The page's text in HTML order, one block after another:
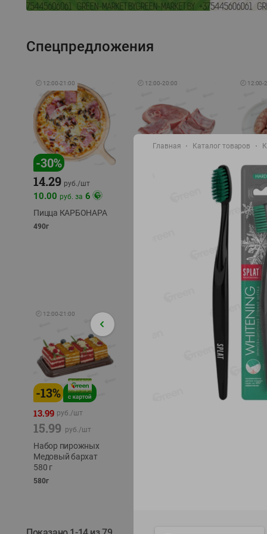
Спецпредложения
🕘 12:00-21:00
-30%
14.29 руб./шт
10.00 руб. за 6
Пицца КАРБОНАРА
490г
🕘 12:00-20:00 🕘 12:00-
-17%
9.99
11.99
охлажд
🕘 12:00-21:00
-13%
13.99 руб./шт
15.99 руб./шт
Набор пирожных
Медовый бархат
580 г
580г
-
%
Главная Каталог товаров